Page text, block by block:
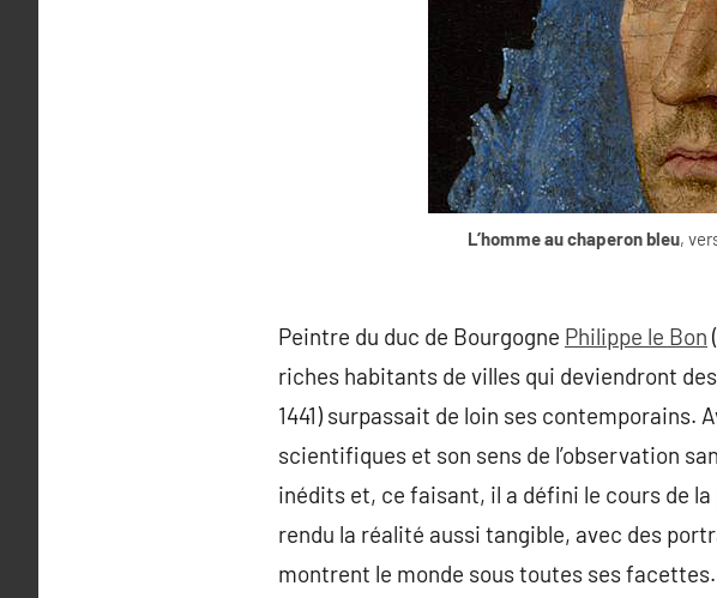
L’homme au chaperon bleu,
Peintre du duc de Bourgogne Philippe le Bon
riches habitants de villes qui deviendront des
1441) surpassait de loin ses contemporains.
scientifiques et son sens de l’observation
inédits et, ce faisant, il a défini le cours de
rendu la réalité aussi tangible, avec des
montrent le monde sous toutes ses